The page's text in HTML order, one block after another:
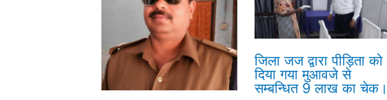
जिला जज द्वारा पीड़िता को
दिया गया मुआवजे से
सम्बन्धित 9 लाख का चेक।